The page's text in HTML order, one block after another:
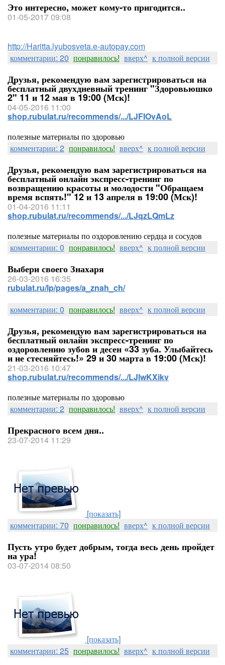
Это интересно, может кому-то пригодится..
01-05-2017 09:08
http://Haritta.lyubosveta.e-autopay.com
комментарии: 20 понравилось! вверх^ к полной версии
Друзья, рекомендую вам зарегистрироваться на
бесплатный двухдневный тренинг "Здоровьюшко
2" 11 и 12 мая в 19:00 (Мск)!
04-05-2016 11:00
shop.rubulat.ru/recommends/.../LJFIOvAoL
полезные материалы по здоровью
комментарии: 2 понравилось! вверх^ к полной версии
Друзья, рекомендую вам зарегистрироваться на
бесплатный онлайн экспресс-тренинг по
возвращению красоты и молодости "Обращаем
время вспять!" 12 и 13 апреля в 19:00 (Мск)!
01-04-2016 11:11
shop.rubulat.ru/recommends/.../LJqzLQmLz
полезные материалы по оздоровлению сердца и сосудов
комментарии: 0 понравилось! вверх^ к полной версии
Выбери своего Знахаря
26-03-2016 16:35
rubulat.ru/lp/pages/a_znah_ch/
комментарии: 0 понравилось! вверх^ к полной версии
Друзья, рекомендую вам зарегистрироваться на
бесплатный онлайн экспресс-тренинг по
оздоровлению зубов и десен «33 зуба. Улыбайтесь
и не стесняйтесь!» 29 и 30 марта в 19:00 (Мск)!
21-03-2016 10:47
shop.rubulat.ru/recommends/.../LJlwKXikv
полезные материалы по здоровью
комментарии: 2 понравилось! вверх^ к полной версии
Прекрасного всем дня..
23-07-2014 11:29
[показать]
комментарии: 70 понравилось! вверх^ к полной версии
Пусть утро будет добрым, тогда весь день пройдет
на ура!
03-07-2014 08:50
[показать]
комментарии: 25 понравилось! вверх^ к полной версии